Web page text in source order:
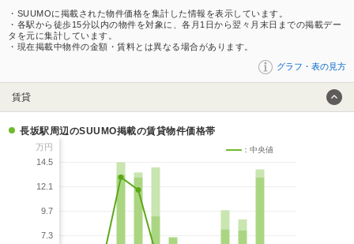
・SUUMOに掲載された物件価格を集計した情報を表示しています。
・各駅から徒歩15分以内の物件を対象に、各月1日から翌々月末日までの掲載デー
タを元に集計しています。
・現在掲載中物件の金額・賃料とは異なる場合があります。
グラフ・表の見方
賃貸
長坂駅周辺のSUUMO掲載の賃貸物件価格帯
万円
14.5
12.1
9.7
7.3
：中央値